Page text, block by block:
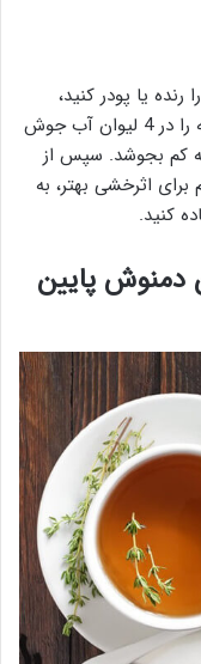
یا پودر کنید،
حدود دو تا 3 قاشق چای خوری پودر زردچوبه را در 4 لیوان آب جوش
دقیقه روی شعله کم بجوشد. سپس از
اثرخشی بهتر، به
پایین